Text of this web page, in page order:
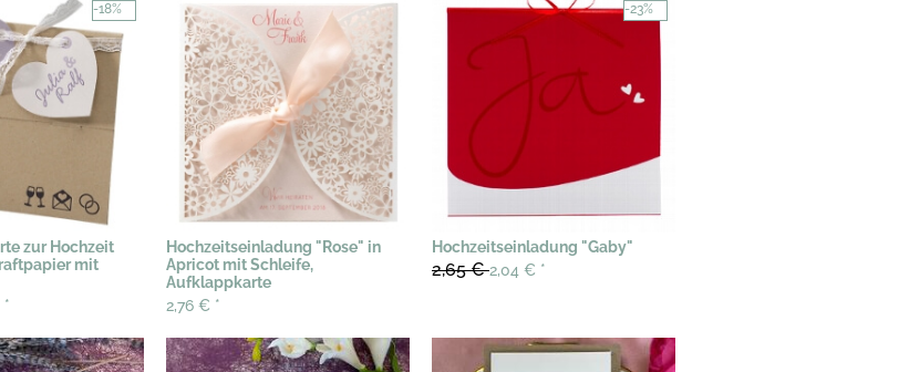
-18%
zur Hochzeit
mit
*
Hochzeitseinladung "Rose" in
Apricot mit Schleife,
Aufklappkarte
2,76 € *
-23%
Hochzeitseinladung "Gaby"
2,65 €2,04 € *